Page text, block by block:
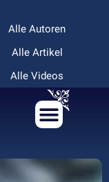
Alle Autoren
Alle Artikel
Alle Videos